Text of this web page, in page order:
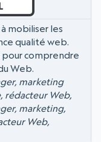
mobiliser les
qualité web.
comprendre
Web.
marketing
rédacteur Web,
marketing,
Web,